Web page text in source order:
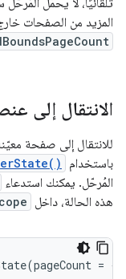
المزيد من الصفحات
الانتقال إلى
للانتقال إلى صفحة
باستخدام
المُرحّل. يمكنك استدعاء
هذه الحالة، داخل
(pageCount = {